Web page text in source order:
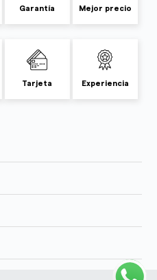
Garantía Mejor precio
Tarjeta Experiencia